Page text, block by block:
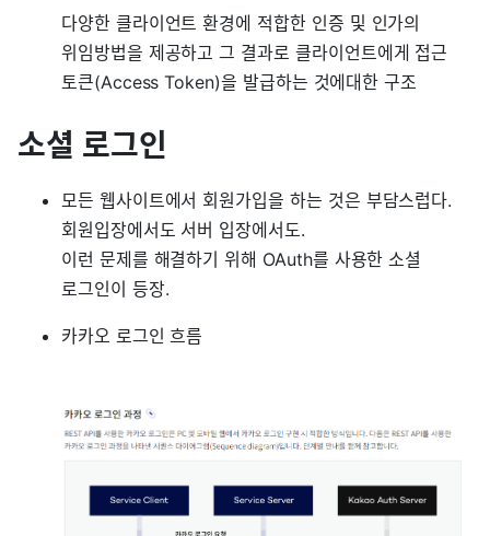
다양한 클라이언트 환경에 적합한 인증 및 인가의
위임방법을 제공하고 그 결과로 클라이언트에게 접근
토큰(Access Token)을 발급하는 것에대한 구조
소셜 로그인
모든 웹사이트에서 회원가입을 하는 것은 부담스럽다.
회원입장에서도 서버 입장에서도.
이런 문제를 해결하기 위해 OAuth를 사용한 소셜
로그인이 등장.
카카오 로그인 흐름